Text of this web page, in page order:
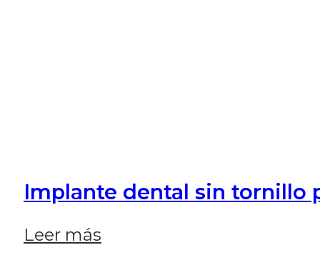
Implante dental sin tornillo
Leer más